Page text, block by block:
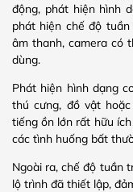
động, phát hiện hình
phát hiện chế độ
âm thanh, camera có
dùng.
Phát hiện hình dạng
thú cưng, đồ vật
tiếng ồn lớn rất hữu
các tình huống bất
Ngoài ra, chế độ tuần
lộ trình đã thiết lập,